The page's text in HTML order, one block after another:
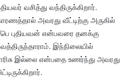
வசித்து வந்திருக்கிறார்.
அவரது வீட்டிற்கு அருகில்
பெ புதியவன் என்பவரை தனக்கு
இந்நிலையில்
இல்லை என்பதை உணர்ந்து அவரது